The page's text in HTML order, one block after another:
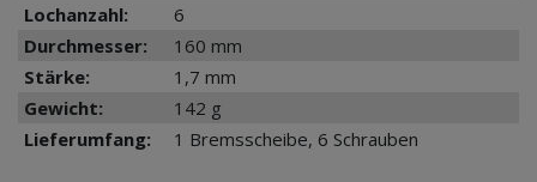
Lochanzahl:
6
Durchmesser:
160 mm
Stärke:
1,7 mm
Gewicht:
142 g
Lieferumfang:
1 Bremsscheibe, 6 Schrauben